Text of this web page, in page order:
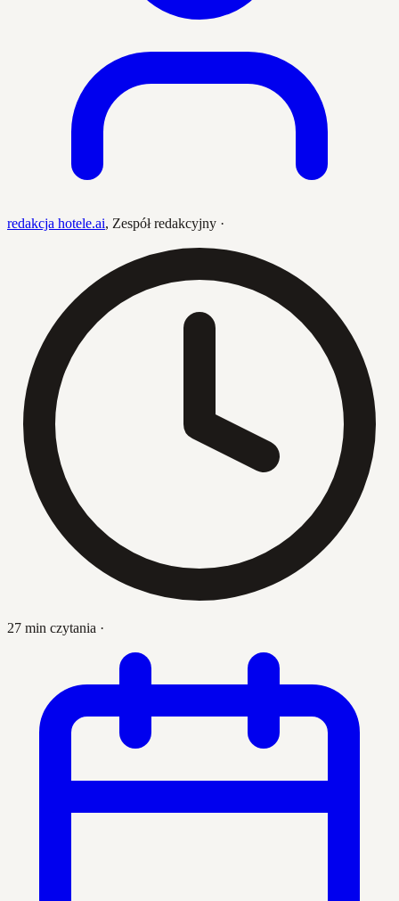
redakcja hotele.ai, Zespół redakcyjny ·
27 min czytania ·